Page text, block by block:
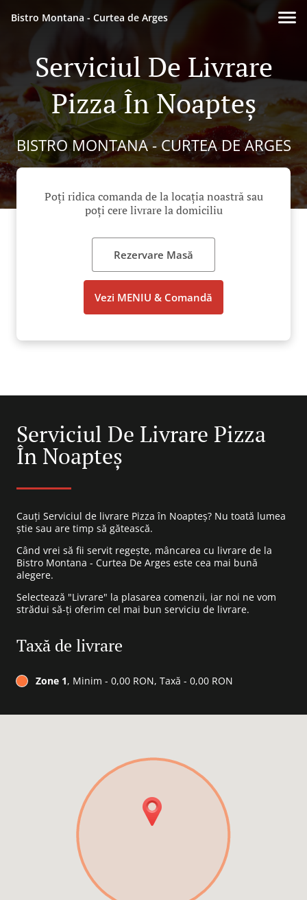
Bistro Montana - Curtea de Arges
Serviciul De Livrare
Pizza În Noapteș
BISTRO MONTANA - CURTEA DE ARGES
Poți ridica comanda de la locația noastră sau
poți cere livrare la domiciliu
Rezervare Masă
Vezi MENIU & Comandă
Serviciul De Livrare Pizza
În Noapteș
Cauți Serviciul de livrare Pizza în Noapteș? Nu toată lumea
știe sau are timp să gătească.
Când vrei să fii servit regește, mâncarea cu livrare de la
Bistro Montana - Curtea De Arges este cea mai bună
alegere.
Selectează "Livrare" la plasarea comenzii, iar noi ne vom
strădui să-ți oferim cel mai bun serviciu de livrare.
Taxă de livrare
Zone 1, Minim - 0,00 RON, Taxă - 0,00 RON